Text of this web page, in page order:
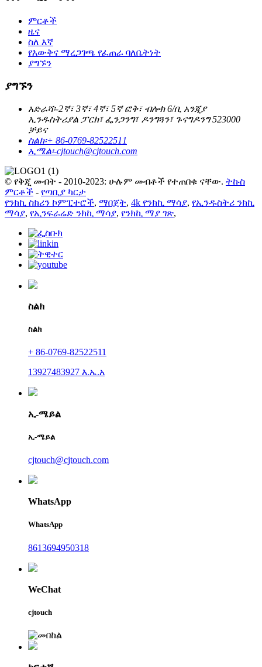
ምርቶች
ዜና
ስለ እኛ
የእውቅና ማረጋገጫ የፈጠራ ባለቤትነት
ያግኙን
ያግኙን
አድራሻ፡-2ኛ፣ 3ኛ፣ 4ኛ፣ 5ኛ ፎቅ፣ ብሎክ 6/ቢ አንጂያ
ኢንዱስትሪያል ፓርክ፣ ፌንጋንግ፣ ዶንግጓን፣ ጉናግዶንግ 523000
ቻይና
ስልክ፡+ 86-0769-82522511
ኢሜል፡-cjtouch@cjtouch.com
© የቅጂ መብት - 2010-2023: ሁሉም መብቶች የተጠበቁ ናቸው. ትኩስ
ምርቶች - የጣቢያ ካርታ
የንክኪ ስክሪን ኮምፒተሮች, ማበጀት, 4k የንክኪ ማሳያ, የኢንዱስትሪ ንክኪ
ማሳያ, የኢንፍራሬድ ንክኪ ማሳያ, የንክኪ ማያ ገጽ,
ስልክ
ስልክ
+ 86-0769-82522511
13927483927 እ.ኤ.አ
ኢ-ሜይል
ኢ-ሜይል
cjtouch@cjtouch.com
WhatsApp
WhatsApp
8613694950318
WeChat
cjtouch